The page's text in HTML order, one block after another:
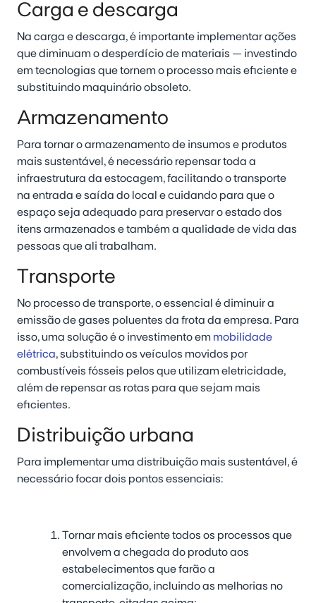
Carga e descarga
Na carga e descarga, é importante implementar ações
que diminuam o desperdício de materiais — investindo
em tecnologias que tornem o processo mais eficiente e
substituindo maquinário obsoleto.
Armazenamento
Para tornar o armazenamento de insumos e produtos
mais sustentável, é necessário repensar toda a
infraestrutura da estocagem, facilitando o transporte
na entrada e saída do local e cuidando para que o
espaço seja adequado para preservar o estado dos
itens armazenados e também a qualidade de vida das
pessoas que ali trabalham.
Transporte
No processo de transporte, o essencial é diminuir a
emissão de gases poluentes da frota da empresa. Para
isso, uma solução é o investimento em mobilidade
elétrica, substituindo os veículos movidos por
combustíveis fósseis pelos que utilizam eletricidade,
além de repensar as rotas para que sejam mais
eficientes.
Distribuição urbana
Para implementar uma distribuição mais sustentável, é
necessário focar dois pontos essenciais:
Tornar mais eficiente todos os processos que
envolvem a chegada do produto aos
estabelecimentos que farão a
comercialização, incluindo as melhorias no